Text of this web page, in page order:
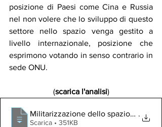
posizione di Paesi come Cina e Russia
nel non volere che lo sviluppo di questo
settore nello spazio venga gestito a
livello internazionale, posizione che
esprimono votando in senso contrario in
sede ONU.
(scarica l'analisi)
Militarizzazione dello spazio_ .
Scarica • 351KB